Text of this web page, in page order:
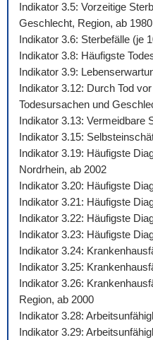
Indikator 3.5: Vorzeitige
Geschlecht, Region, ab 1980
Indikator 3.6: Sterbefälle (je
Indikator 3.8: Häufigste
Indikator 3.9:
Indikator 3.12: Durch Tod
Todesursachen und
Indikator 3.13: Vermeidbare
Indikator 3.15:
Indikator 3.19: Häufigste
Nordrhein, ab 2002
Indikator 3.20: Häufigste
Indikator 3.21: Häufigste
Indikator 3.22: Häufigste
Indikator 3.23: Häufigste
Indikator 3.24:
Indikator 3.25:
Indikator 3.26:
Region, ab 2000
Indikator 3.28:
Indikator 3.29: